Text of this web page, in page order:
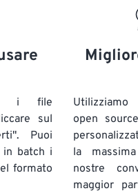
i file
sul
Puoi
batch i
formato
open
la
nostre
maggior